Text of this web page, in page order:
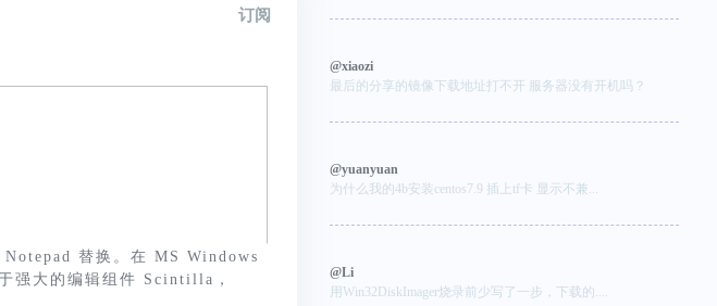
订阅
替换。在 MS Windows
强大的编辑组件 Scintilla，
@xiaozi
最后的分享的镜像下载地址打不开 服务器没有开机吗？
@yuanyuan
为什么我的4b安装centos7.9 插上tf卡 显示不兼...
@Li
用Win32DiskImager烧录前少写了一步，下载的....